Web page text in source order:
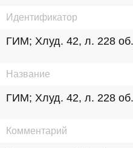
Идентификатор
ГИМ; Хлуд. 42, л. 228
Название
ГИМ; Хлуд. 42, л. 228
Комментарий